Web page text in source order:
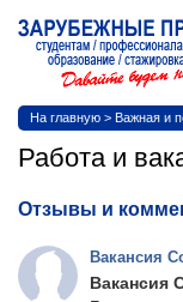
На главную > Важная и
Работа и
Отзывы и
Вакансия
Вакансия